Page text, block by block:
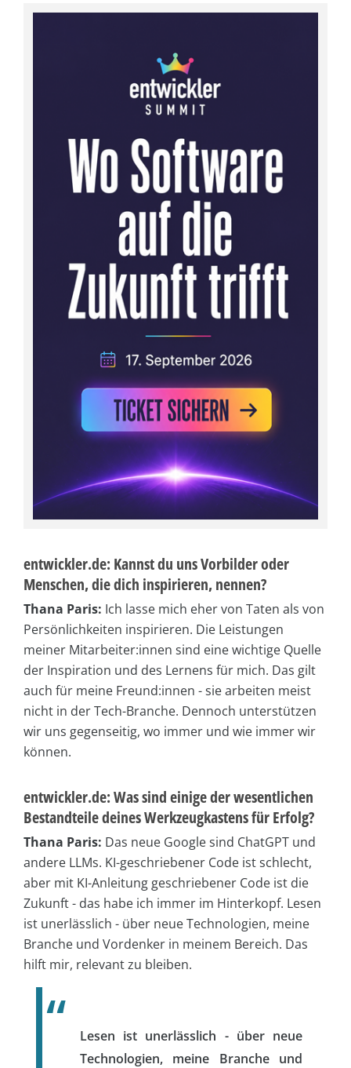
entwickler.de: Kannst du uns Vorbilder oder
Menschen, die dich inspirieren, nennen?
Thana Paris: Ich lasse mich eher von Taten als von
Persönlichkeiten inspirieren. Die Leistungen
meiner Mitarbeiter:innen sind eine wichtige Quelle
der Inspiration und des Lernens für mich. Das gilt
auch für meine Freund:innen - sie arbeiten meist
nicht in der Tech-Branche. Dennoch unterstützen
wir uns gegenseitig, wo immer und wie immer wir
können.
entwickler.de: Was sind einige der wesentlichen
Bestandteile deines Werkzeugkastens für Erfolg?
Thana Paris: Das neue Google sind ChatGPT und
andere LLMs. KI-geschriebener Code ist schlecht,
aber mit KI-Anleitung geschriebener Code ist die
Zukunft - das habe ich immer im Hinterkopf. Lesen
ist unerlässlich - über neue Technologien, meine
Branche und Vordenker in meinem Bereich. Das
hilft mir, relevant zu bleiben.
Lesen ist unerlässlich - über neue
Technologien, meine Branche und